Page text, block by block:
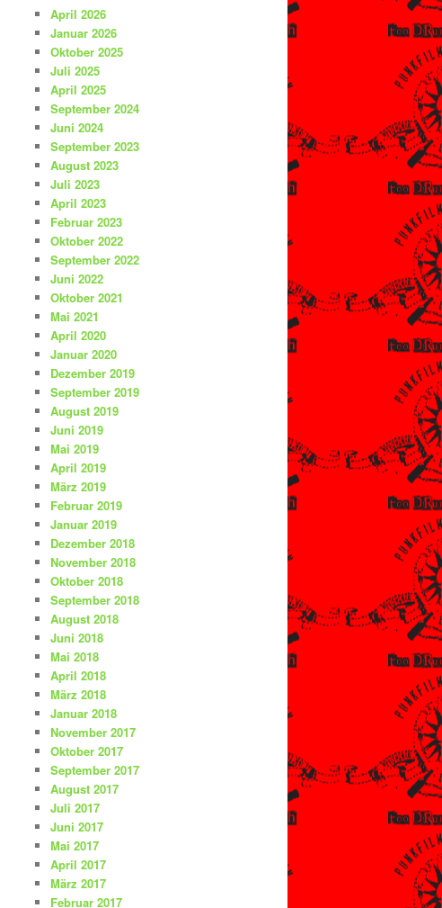
April 2026
Januar 2026
Oktober 2025
Juli 2025
April 2025
September 2024
Juni 2024
September 2023
August 2023
Juli 2023
April 2023
Februar 2023
Oktober 2022
September 2022
Juni 2022
Oktober 2021
Mai 2021
April 2020
Januar 2020
Dezember 2019
September 2019
August 2019
Juni 2019
Mai 2019
April 2019
März 2019
Februar 2019
Januar 2019
Dezember 2018
November 2018
Oktober 2018
September 2018
August 2018
Juni 2018
Mai 2018
April 2018
März 2018
Januar 2018
November 2017
Oktober 2017
September 2017
August 2017
Juli 2017
Juni 2017
Mai 2017
April 2017
März 2017
Februar 2017